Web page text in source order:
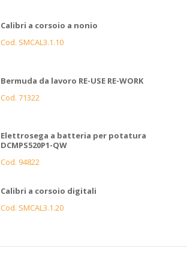
Calibri a corsoio a nonio
Cod. SMCAL3.1.10
Bermuda da lavoro RE-USE RE-WORK
Cod. 71322
Elettrosega a batteria per potatura
DCMPS520P1-QW
Cod. 94822
Calibri a corsoio digitali
Cod. SMCAL3.1.20